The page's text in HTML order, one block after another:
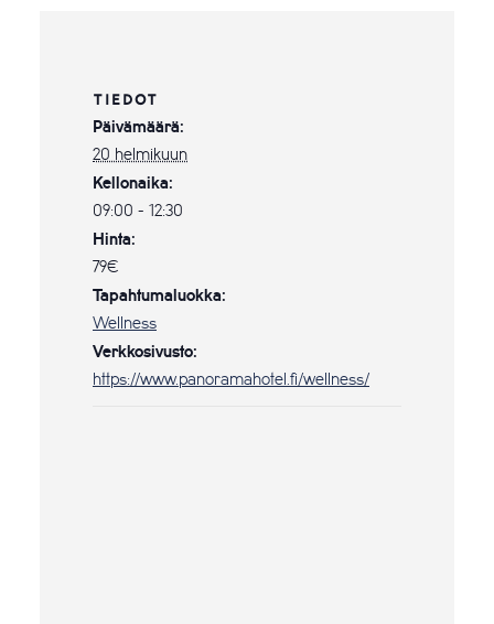
TIEDOT
Päivämäärä:
20 helmikuun
Kellonaika:
09:00 - 12:30
Hinta:
79€
Tapahtumaluokka:
Wellness
Verkkosivusto:
https://www.panoramahotel.fi/wellness/